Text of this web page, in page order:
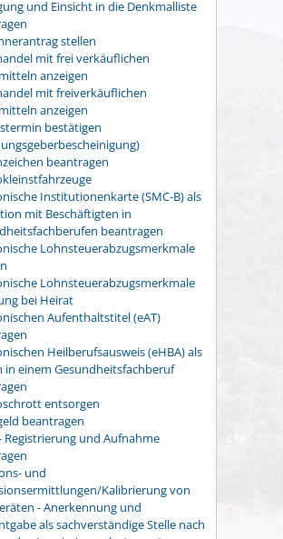
und Einsicht in die Denkmalliste
stellen
mit frei verkäuflichen
anzeigen
mit freiverkäuflichen
anzeigen
bestätigen
beantragen
Institutionenkarte (SMC-B) als
mit Beschäftigten in
beantragen
Lohnsteuerabzugsmerkmale
Lohnsteuerabzugsmerkmale
bei Heirat
Aufenthaltstitel (eAT)
Heilberufsausweis (eHBA) als
in einem Gesundheitsfachberuf
entsorgen
beantragen
Registrierung und Aufnahme
und
Kalibrierung von
- Anerkennung und
als sachverständige Stelle nach